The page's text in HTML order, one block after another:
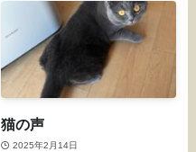
猫の声
2025年2月14日